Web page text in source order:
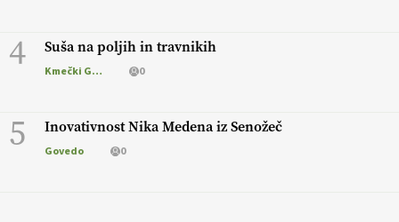
4 Suša na poljih in travnikih
Kmečki Glas 0
5 Inovativnost Nika Medena iz Senožeč
Govedo 0